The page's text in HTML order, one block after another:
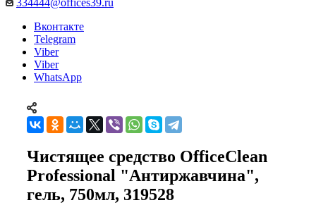
334444@offices39.ru
Вконтакте
Telegram
Viber
Viber
WhatsApp
Чистящее средство OfficeClean
Professional "Антиржавчина",
гель, 750мл, 319528